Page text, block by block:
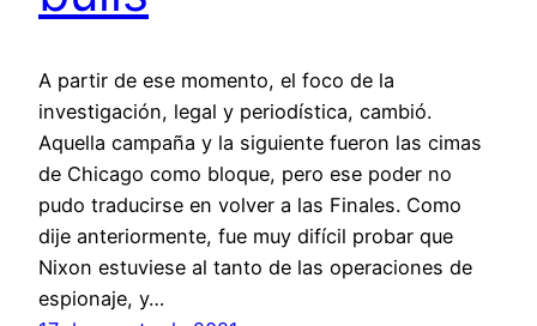
A partir de ese momento, el foco de la
investigación, legal y periodística, cambió.
Aquella campaña y la siguiente fueron las cimas
de Chicago como bloque, pero ese poder no
pudo traducirse en volver a las Finales. Como
dije anteriormente, fue muy difícil probar que
Nixon estuviese al tanto de las operaciones de
espionaje, y…